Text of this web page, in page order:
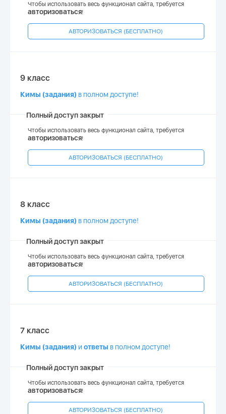
Чтобы использовать весь функционал сайта, требуется
авторизоваться!
АВТОРИЗОВАТЬСЯ (БЕСПЛАТНО)
9 класс
Кимы (задания) в полном доступе!
Полный доступ закрыт
Чтобы использовать весь функционал сайта, требуется
авторизоваться!
АВТОРИЗОВАТЬСЯ (БЕСПЛАТНО)
8 класс
Кимы (задания) в полном доступе!
Полный доступ закрыт
Чтобы использовать весь функционал сайта, требуется
авторизоваться!
АВТОРИЗОВАТЬСЯ (БЕСПЛАТНО)
7 класс
Кимы (задания) и ответы в полном доступе!
Полный доступ закрыт
Чтобы использовать весь функционал сайта, требуется
авторизоваться!
АВТОРИЗОВАТЬСЯ (БЕСПЛАТНО)